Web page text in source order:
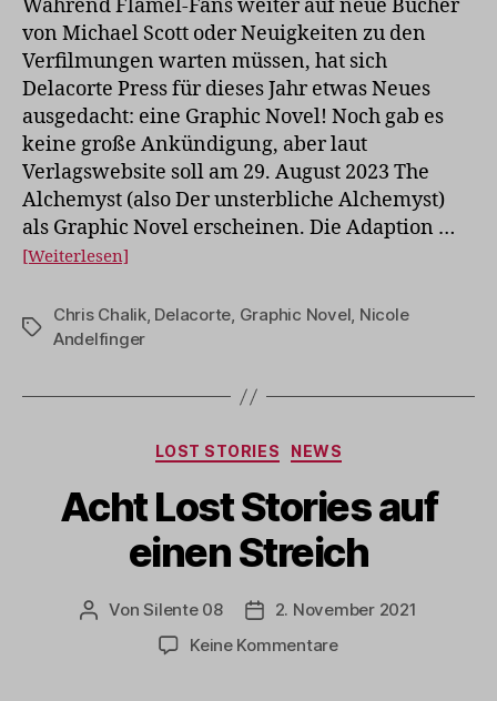
Graphic
Novel
Während Flamel-Fans weiter auf neue Bücher
von Michael Scott oder Neuigkeiten zu den
Verfilmungen warten müssen, hat sich
Delacorte Press für dieses Jahr etwas Neues
ausgedacht: eine Graphic Novel! Noch gab es
keine große Ankündigung, aber laut
Verlagswebsite soll am 29. August 2023 The
Alchemyst (also Der unsterbliche Alchemyst)
als Graphic Novel erscheinen. Die Adaption …
[Weiterlesen]
Schlagwörter
Chris Chalik, Delacorte, Graphic Novel, Nicole
Andelfinger
Kategorien
LOST STORIES NEWS
Acht Lost Stories auf
einen Streich
Beitragsautor
VonSilente 08 Veröffentlichungsdatum
2. November 2021
Keine Kommentarezu